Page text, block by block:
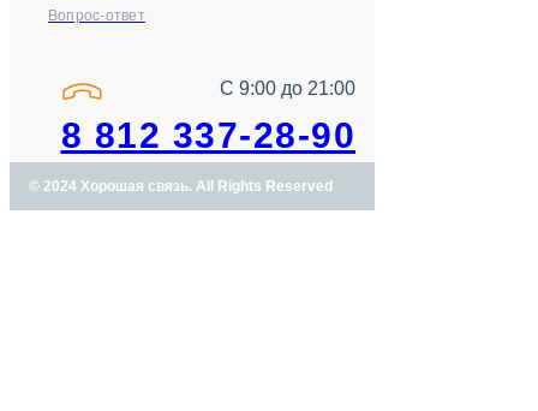
Вопрос-ответ
С 9:00 до 21:00
8 812 337-28-90
© 2024 Хорошая связь. All Rights Reserved